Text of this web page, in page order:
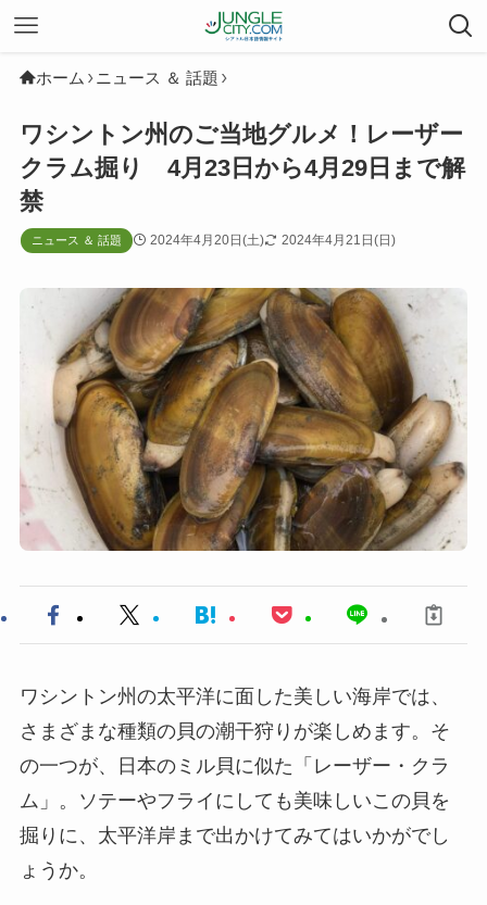
ホーム ニュース ＆ 話題
ワシントン州のご当地グルメ！レーザー
クラム掘り 4月23日から4月29日まで解
禁
ニュース ＆ 話題 2024年4月20日(土) 2024年4月21日(日)
ワシントン州の太平洋に面した美しい海岸では、
さまざまな種類の貝の潮干狩りが楽しめます。そ
の一つが、日本のミル貝に似た「レーザー・クラ
ム」。ソテーやフライにしても美味しいこの貝を
掘りに、太平洋岸まで出かけてみてはいかがでし
ょうか。